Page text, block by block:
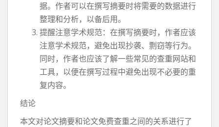
据。作者可以在撰写摘要时将需要的数据进行
整理和分析，以备后用。
提醒注意学术规范：在撰写摘要时，作者应该
注意学术规范，避免出现抄袭、剽窃等行为。
同时，作者也应该了解一些常见的查重网站和
工具，以便在撰写过程中避免出现不必要的重
复内容。
结论
本文对论文摘要和论文免费查重之间的关系进行了